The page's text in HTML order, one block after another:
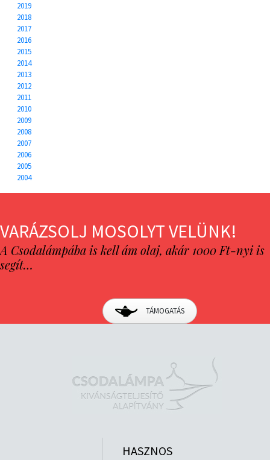
2019
2018
2017
2016
2015
2014
2013
2012
2011
2010
2009
2008
2007
2006
2005
2004
VARÁZSOLJ MOSOLYT VELÜNK!
A Csodalámpába is kell ám olaj, akár 1000 Ft-nyi is
segít…
TÁMOGATÁS
HASZNOS